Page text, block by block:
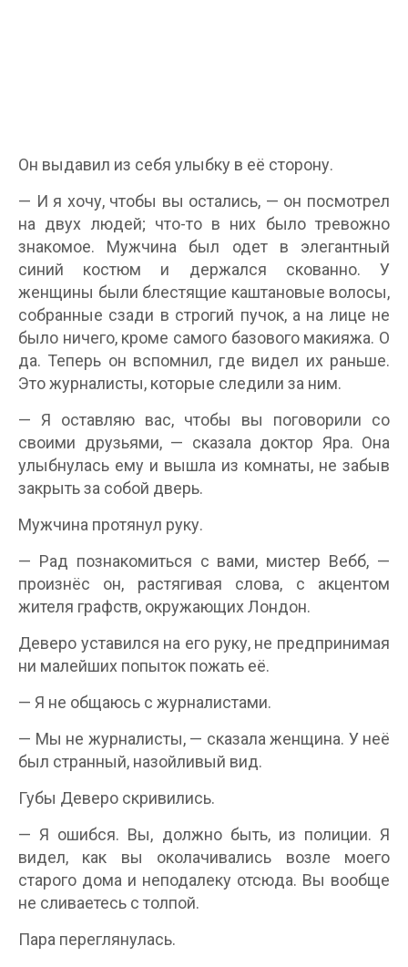
Он выдавил из себя улыбку в её сторону.
— И я хочу, чтобы вы остались, — он посмотрел
на двух людей; что-то в них было тревожно
знакомое. Мужчина был одет в элегантный
синий костюм и держался скованно. У
женщины были блестящие каштановые волосы,
собранные сзади в строгий пучок, а на лице не
было ничего, кроме самого базового макияжа. О
да. Теперь он вспомнил, где видел их раньше.
Это журналисты, которые следили за ним.
— Я оставляю вас, чтобы вы поговорили со
своими друзьями, — сказала доктор Яра. Она
улыбнулась ему и вышла из комнаты, не забыв
закрыть за собой дверь.
Мужчина протянул руку.
— Рад познакомиться с вами, мистер Вебб, —
произнёс он, растягивая слова, с акцентом
жителя графств, окружающих Лондон.
Деверо уставился на его руку, не предпринимая
ни малейших попыток пожать её.
— Я не общаюсь с журналистами.
— Мы не журналисты, — сказала женщина. У неё
был странный, назойливый вид.
Губы Деверо скривились.
— Я ошибся. Вы, должно быть, из полиции. Я
видел, как вы околачивались возле моего
старого дома и неподалеку отсюда. Вы вообще
не сливаетесь с толпой.
Пара переглянулась.